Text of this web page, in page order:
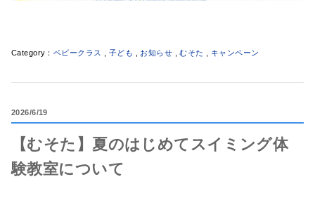
ベビークラス 子ども お知らせ ,むそた キャンペーン
2026 6/19
【むそた】夏のはじめてスイミング体
験教室について